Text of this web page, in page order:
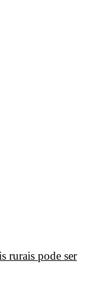
rurais pode ser